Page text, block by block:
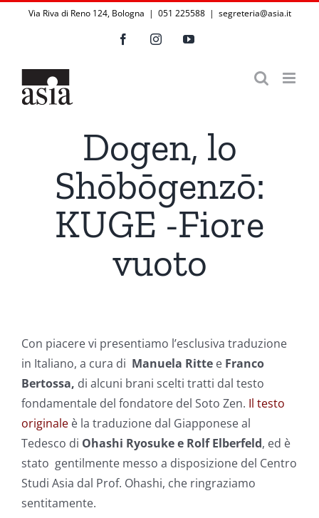
Via Riva di Reno 124, Bologna | 051 225588 | segreteria@asia.it
FacebookInstagramYouTube
Dogen, lo
Shōbōgenzō:
KUGE -Fiore
vuoto
Con piacere vi presentiamo l’esclusiva traduzione
in Italiano, a cura di Manuela Ritte e Franco
Bertossa, di alcuni brani scelti tratti dal testo
fondamentale del fondatore del Soto Zen. Il testo
originale è la traduzione dal Giapponese al
Tedesco di Ohashi Ryosuke e Rolf Elberfeld, ed è
stato gentilmente messo a disposizione del Centro
Studi Asia dal Prof. Ohashi, che ringraziamo
sentitamente.